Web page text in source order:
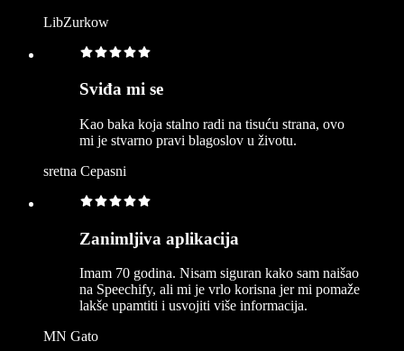
LibZurkow
Sviđa mi se
Kao baka koja stalno radi na tisuću strana, ovo
mi je stvarno pravi blagoslov u životu.
sretna Cepasni
Zanimljiva aplikacija
Imam 70 godina. Nisam siguran kako sam naišao
na Speechify, ali mi je vrlo korisna jer mi pomaže
lakše upamtiti i usvojiti više informacija.
MN Gato